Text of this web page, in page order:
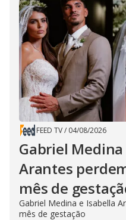
FEED TV/ 04/08/2026
Gabriel
Arantes
mês de
Gabriel Medina e Isabella
mês de gestação